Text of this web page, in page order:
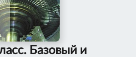
Базовый и